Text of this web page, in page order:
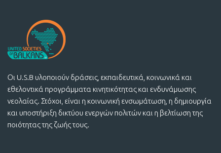
Οι U.S.B υλοποιούν δράσεις, εκπαιδευτικά, κοινωνικά και
εθελοντικά προγράμματα κινητικότητας και ενδυνάμωσης
νεολαίας. Στόχοι, είναι η κοινωνική ενσωμάτωση, η δημιουργία
και υποστήριξη δικτύου ενεργών πολιτών και η βελτίωση της
ποιότητας της ζωής τους.